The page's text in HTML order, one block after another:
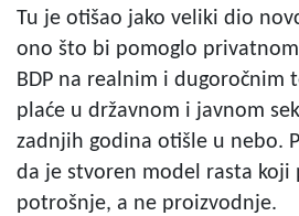
Tu je otišao jako veliki dio
ono što bi pomoglo
BDP na realnim i dugoročnim
plaće u državnom i javnom
zadnjih godina otišle u nebo.
da je stvoren model rasta koji
potrošnje, a ne proizvodnje.